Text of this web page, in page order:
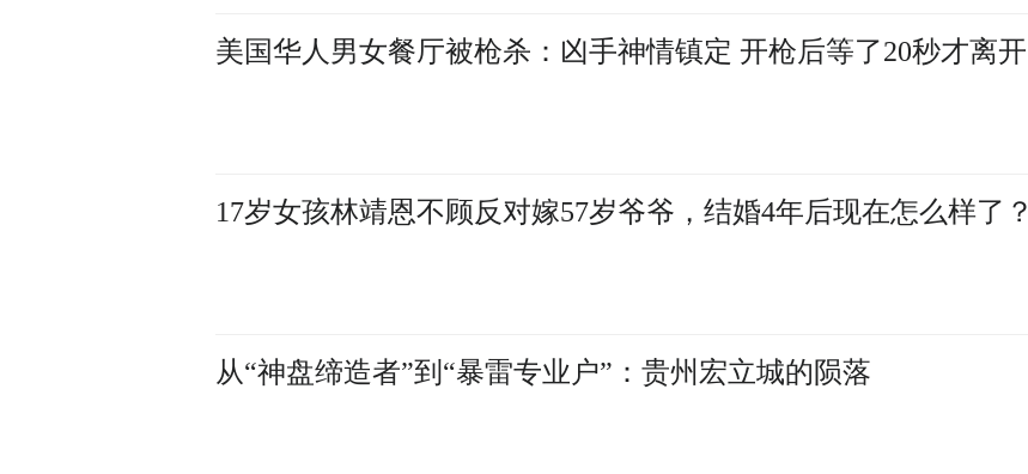
美国华人男女餐厅被枪杀：凶手神情镇定 开枪后等了20秒才离开
17岁女孩林靖恩不顾反对嫁57岁爷爷，结婚4年后现在怎么样了？
从“神盘缔造者”到“暴雷专业户”：贵州宏立城的陨落